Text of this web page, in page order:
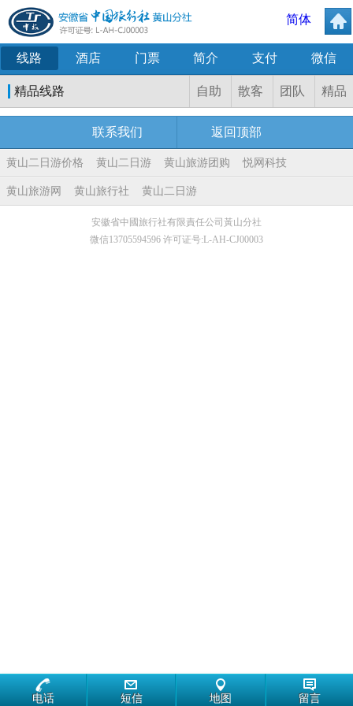
简体
线路 酒店 门票 简介 支付 微信
精品线路 自助 散客 团队 精品
联系我们 返回顶部
黄山二日游价格 黄山二日游 黄山旅游团购 悦网科技
黄山旅游网 黄山旅行社 黄山二日游
安徽省中國旅行社有限責任公司黃山分社
微信13705594596 许可证号:L-AH-CJ00003
电话 短信 地图 留言